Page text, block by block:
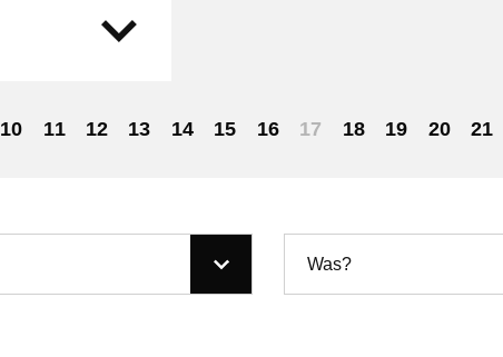
10 11 12 13 14 15 16 17 18 19 20 21
Was?